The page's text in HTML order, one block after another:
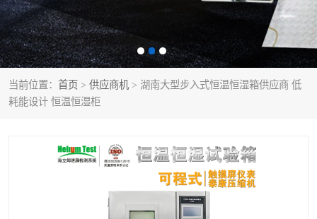
当前位置： 首页 > 供应商机 > 湖南大型步入式恒温恒湿箱供应商 低
耗能设计 恒温恒湿柜